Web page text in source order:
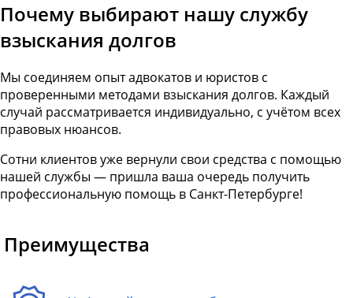
Почему выбирают нашу службу
взыскания долгов
Мы соединяем опыт адвокатов и юристов с
проверенными методами взыскания долгов. Каждый
случай рассматривается индивидуально, с учётом всех
правовых нюансов.
Сотни клиентов уже вернули свои средства с помощью
нашей службы — пришла ваша очередь получить
профессиональную помощь в Санкт-Петербурге!
Преимущества